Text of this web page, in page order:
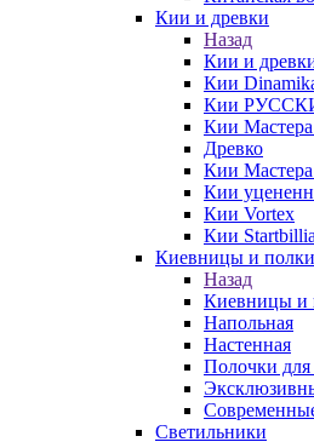
Кии и древки
Назад
Кии и
Кии
Кии
Кии Мастера
Древко
Кии
Кии
Кии Vortex
Кии
Киевницы и
Назад
Киевницы и
Напольная
Настенная
Полочки
Светильники